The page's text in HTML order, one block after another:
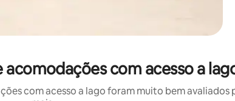
com acesso a
com acesso a lago foram muito bem avaliados